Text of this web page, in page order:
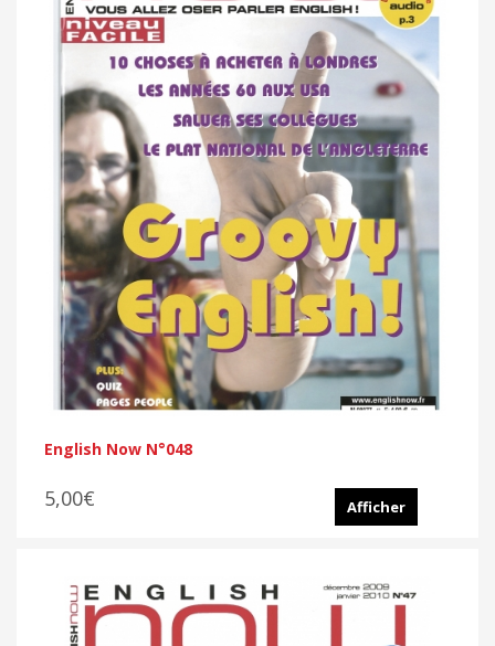
English Now N°048
5,00€ Afficher